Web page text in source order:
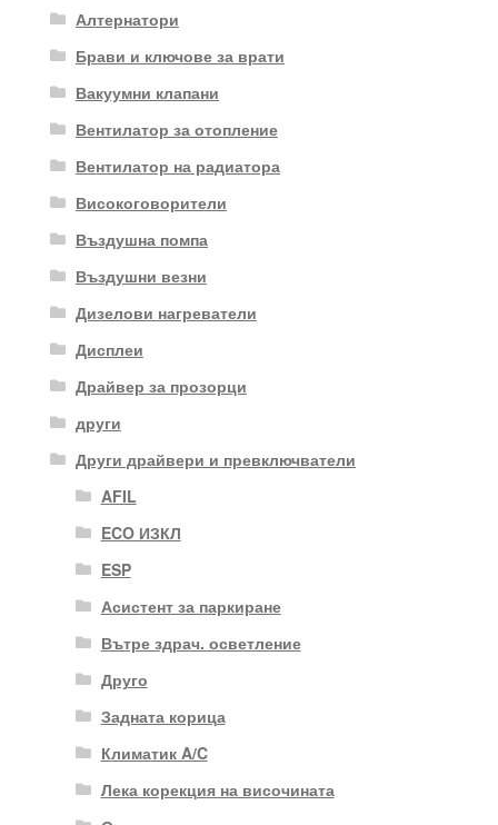
Алтернатори
Брави и ключове за врати
Вакуумни клапани
Вентилатор за отопление
Вентилатор на радиатора
Високоговорители
Въздушна помпа
Въздушни везни
Дизелови нагреватели
Дисплеи
Драйвер за прозорци
други
Други драйвери и превключватели
AFIL
ECO ИЗКЛ
ESP
Асистент за паркиране
Вътре здрач. осветление
Друго
Задната корица
Климатик A/C
Лека корекция на височината